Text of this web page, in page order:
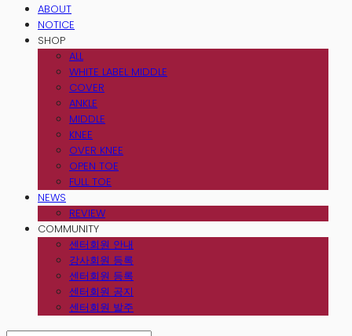
ABOUT
NOTICE
SHOP
ALL
WHITE LABEL MIDDLE
COVER
ANKLE
MIDDLE
KNEE
OVER KNEE
OPEN TOE
FULL TOE
NEWS
REVIEW
COMMUNITY
센터회원 안내
강사회원 등록
센터회원 등록
센터회원 공지
센터회원 발주